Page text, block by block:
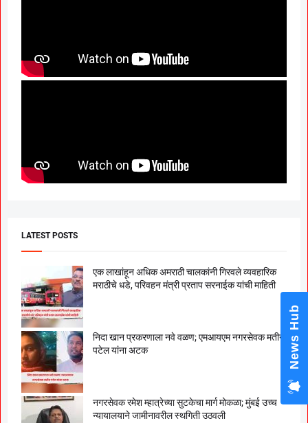
LATEST POSTS
एक लाखांहून अधिक अमराठी चालकांनी गिरवले व्यवहारिक
मराठीचे धडे, परिवहन मंत्री प्रताप सरनाईक यांची माहिती
निदा खान प्रकरणाला नवे वळण; एमआयएम नगरसेवक मतीन
पटेल यांना अटक
नगरसेवक रमेश म्हात्रेच्या सुटकेचा मार्ग मोकळा; मुंबई उच्च
न्यायालयाने जामीनावरील स्थगिती उठवली
News Hub